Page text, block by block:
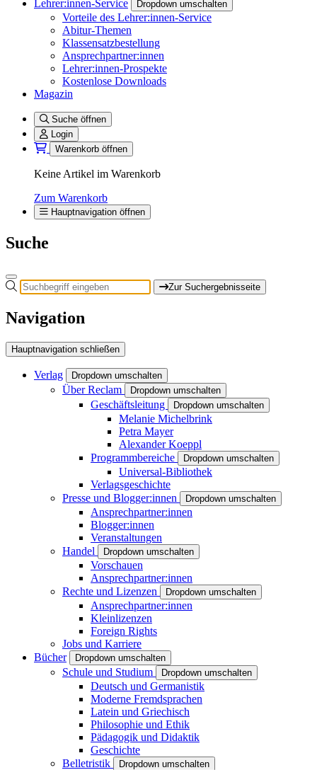
Lehrer:innen-Service
Dropdown umschalten
Vorteile des Lehrer:innen-Service
Abitur-Themen
Klassensatzbestellung
Ansprechpartner:innen
Lehrer:innen-Prospekte
Kostenlose Downloads
Magazin
Suche öffnen
Login
Warenkorb öffnen
Keine Artikel im Warenkorb
Zum Warenkorb
Hauptnavigation öffnen
Suche
Zur Suchergebnisseite
Navigation
Hauptnavigation schließen
Verlag Dropdown umschalten
Über Reclam Dropdown umschalten
Geschäftsleitung Dropdown umschalten
Melanie Michelbrink
Petra Mayer
Alexander Koeppl
Programmbereiche
Dropdown umschalten
Universal-Bibliothek
Verlagsgeschichte
Presse und Blogger:innen
Dropdown umschalten
Ansprechpartner:innen
Blogger:innen
Veranstaltungen
Handel
Dropdown umschalten
Vorschauen
Ansprechpartner:innen
Rechte und Lizenzen
Dropdown umschalten
Ansprechpartner:innen
Kleinlizenzen
Foreign Rights
Jobs und Karriere
Bücher
Dropdown umschalten
Schule und Studium Dropdown umschalten
Deutsch und Germanistik
Moderne Fremdsprachen
Latein und Griechisch
Philosophie und Ethik
Pädagogik und Didaktik
Geschichte
Belletristik
Dropdown umschalten